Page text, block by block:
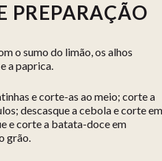
PREPARAÇÃO
o sumo do limão, os alhos
a paprica.
e corte-as ao meio; corte a
descasque a cebola e corte em
e corte a batata-doce em
grão.